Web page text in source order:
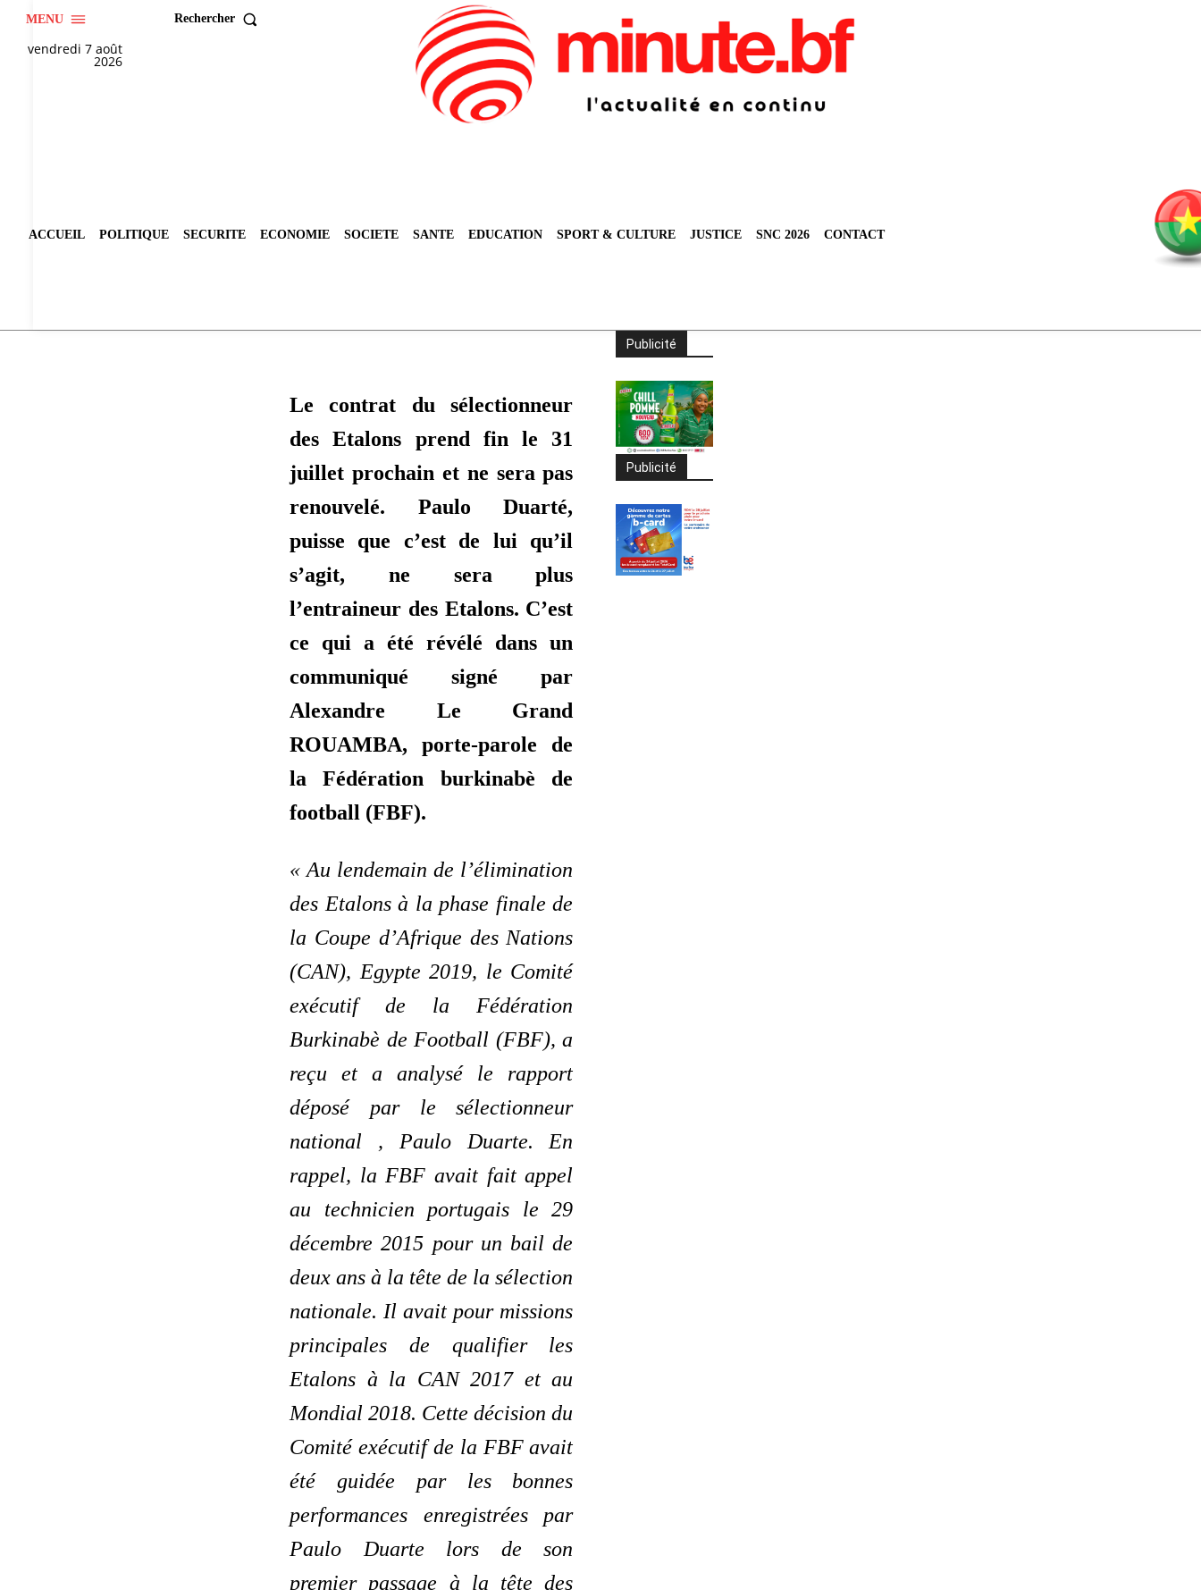
MENU Rechercher
vendredi 7 août
2026
ACCUEIL POLITIQUE SECURITE ECONOMIE SOCIETE SANTE EDUCATION SPORT & CULTURE JUSTICE SNC 2026 CONTACT
Le contrat du sélectionneur
des Etalons prend fin le 31
juillet prochain et ne sera pas
renouvelé. Paulo Duarté,
puisse que c’est de lui qu’il
s’agit, ne sera plus
l’entraineur des Etalons. C’est
ce qui a été révélé dans un
communiqué signé par
Alexandre Le Grand
ROUAMBA, porte-parole de
la Fédération burkinabè de
football (FBF).
« Au lendemain de l’élimination
des Etalons à la phase finale de
la Coupe d’Afrique des Nations
(CAN), Egypte 2019, le Comité
exécutif de la Fédération
Burkinabè de Football (FBF), a
reçu et a analysé le rapport
déposé par le sélectionneur
national , Paulo Duarte. En
rappel, la FBF avait fait appel
au technicien portugais le 29
décembre 2015 pour un bail de
deux ans à la tête de la sélection
nationale. Il avait pour missions
principales de qualifier les
Etalons à la CAN 2017 et au
Mondial 2018. Cette décision du
Comité exécutif de la FBF avait
été guidée par les bonnes
performances enregistrées par
Paulo Duarte lors de son
premier passage à la tête des
Publicité
Publicité